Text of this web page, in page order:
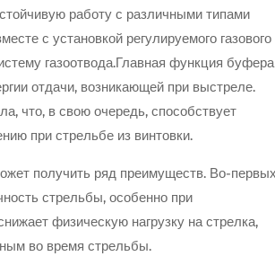
работу с различными типами
с установкой регулируемого газового
газоотвода.Главная функция буфера
отдачи, возникающей при выстреле.
что, в свою очередь, способствует
при стрельбе из винтовки.
получить ряд преимуществ. Во-
стрельбы, особенно при
физическую нагрузку на стрелка,
во время стрельбы.